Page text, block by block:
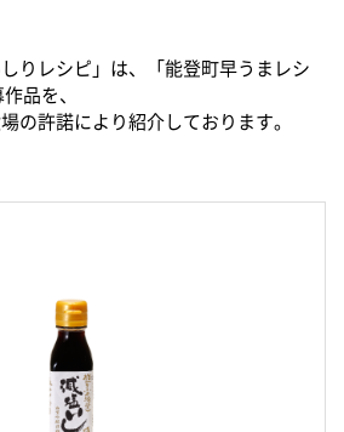
りレシピ」は、「能登町早うまレシ
品を、
の許諾により紹介しております。